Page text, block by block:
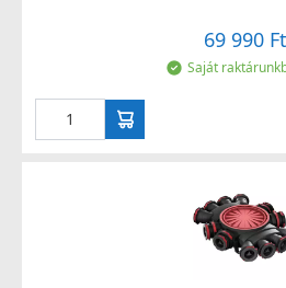
69 990 Ft
Saját